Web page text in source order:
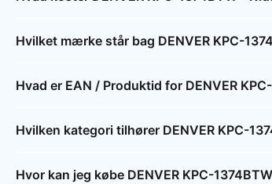
Hvilket mærke står bag DENVER KPC-
Hvad er EAN / Produktid for DENVER
Hvilken kategori tilhører DENVER KPC-
Hvor kan jeg købe DENVER KPC-